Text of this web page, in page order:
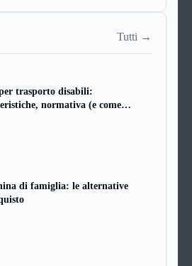
Tutti →
trasporto disabili:
normativa (e come
di famiglia: le alternative